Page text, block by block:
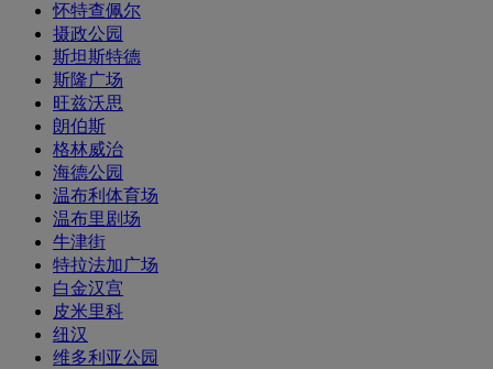
怀特查佩尔
摄政公园
斯坦斯特德
斯隆广场
旺兹沃思
朗伯斯
格林威治
海德公园
温布利体育场
温布里剧场
牛津街
特拉法加广场
白金汉宫
皮米里科
纽汉
维多利亚公园